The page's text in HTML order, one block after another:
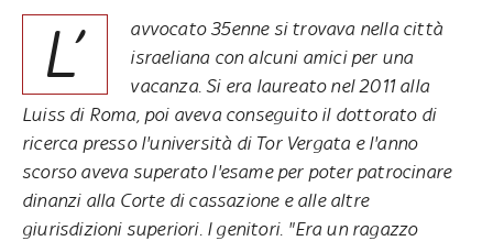
L’
avvocato 35enne si trovava nella città
israeliana con alcuni amici per una
vacanza. Si era laureato nel 2011 alla
Luiss di Roma, poi aveva conseguito il dottorato di
ricerca presso l'università di Tor Vergata e l'anno
scorso aveva superato l'esame per poter patrocinare
dinanzi alla Corte di cassazione e alle altre
giurisdizioni superiori. I genitori. "Era un ragazzo